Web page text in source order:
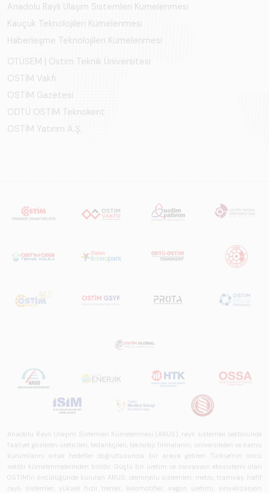
Anadolu Raylı Ulaşım Sistemleri Kümelenmesi
Kauçuk Teknolojileri Kümelenmesi
Haberleşme Teknolojileri Kümelenmesi
OTÜSEM | Ostim Teknik Üniversitesi
OSTİM Vakfı
OSTİM Gazetesi
ODTÜ OSTİM Teknokent
OSTİM Yatırım A.Ş.
Anadolu Raylı Ulaşım Sistemleri Kümelenmesi (ARUS), raylı sistemler sektöründe
faaliyet gösteren üreticileri, tedarikçileri, teknoloji firmalarını, üniversiteleri ve kamu
kurumlarını ortak hedefler doğrultusunda bir araya getiren Türkiye'nin öncü
sektör kümelenmelerinden biridir. Güçlü bir üretim ve inovasyon ekosistemi olan
OSTİM'in öncülüğünde kurulan ARUS; demiryolu sistemleri, metro, tramvay, hafif
raylı sistemler, yüksek hızlı trenler, lokomotifler, vagon üretimi, sinyalizasyon